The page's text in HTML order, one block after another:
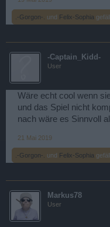
.-Gorgon-. und Felix-Sophia
-Captain_Kidd-
User
Wäre echt cool wenn
und das Spiel nicht
nach wäre es Sinnvoll
21 Mai 2019
.-Gorgon-. und Felix-Sophia
Markus78
User